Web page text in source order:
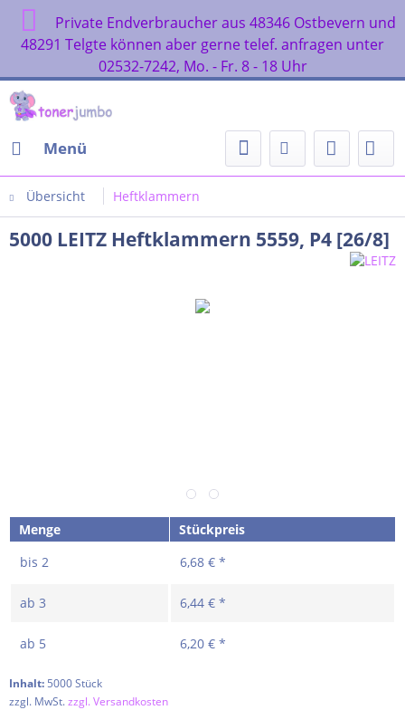
Private Endverbraucher aus 48346 Ostbevern und
48291 Telgte können aber gerne telef. anfragen unter
02532-7242, Mo. - Fr. 8 - 18 Uhr
Menü
Übersicht Heftklammern
5000 LEITZ Heftklammern 5559, P4 [26/8]
Menge
Stückpreis
bis 2 6,68 € *
ab 3 6,44 € *
ab 5 6,20 € *
Inhalt: 5000 Stück
zzgl. MwSt.zzgl. Versandkosten